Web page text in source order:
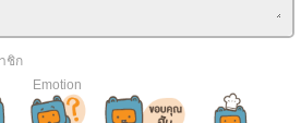
ชิก
Emotion